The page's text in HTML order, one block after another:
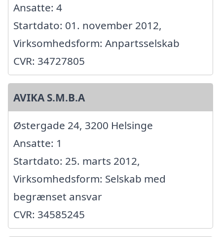
Ansatte: 4
Startdato: 01. november 2012,
Virksomhedsform: Anpartsselskab
CVR: 34727805
AVIKA S.M.B.A
Østergade 24, 3200 Helsinge
Ansatte: 1
Startdato: 25. marts 2012,
Virksomhedsform: Selskab med
begrænset ansvar
CVR: 34585245